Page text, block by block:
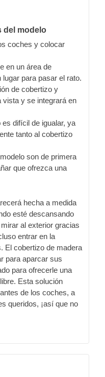
del modelo
coches y colocar
en un área de
para pasar el rato.
de cobertizo y
vista y se integrará en
difícil de igualar, ya
tanto al cobertizo
son de primera
que ofrezca una
hecha a medida
esté descansando
al exterior gracias
entrar en la
El cobertizo de madera
para aparcar sus
para ofrecerle una
Esta solución
de los coches, a
queridos, ¡así que no